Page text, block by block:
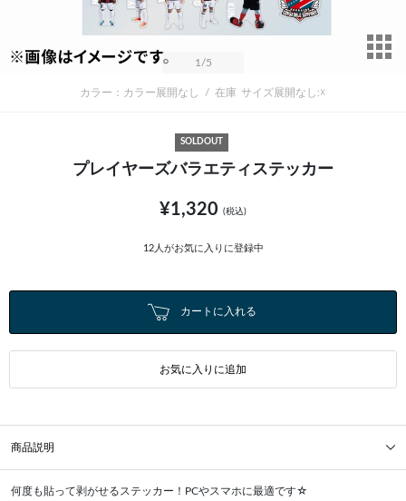
1 /5
カラー：カラー展開なし / 在庫 サイズ展開なし:☓
SOLDOUT
プレイヤーズバラエティステッカー
¥1,320 (税込)
12人がお気に入りに登録中
カートに入れる
お気に入りに追加
商品説明
何度も貼って剥がせるステッカー！PCやスマホに最適です☆